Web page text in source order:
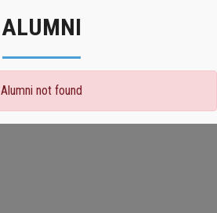
ALUMNI
Alumni not found